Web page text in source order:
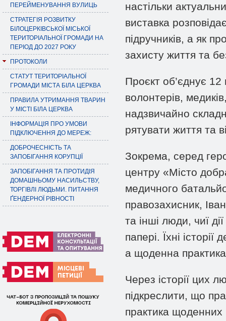
ПЕРЕЙМЕНУВАННЯ ВУЛИЦЬ
СТРАТЕГІЯ РОЗВИТКУ
БІЛОЦЕРКІВСЬКОЇ МІСЬКОЇ
ТЕРИТОРІАЛЬНОЇ ГРОМАДИ НА
ПЕРІОД ДО 2027 РОКУ
ПРОТОКОЛИ
СТАТУТ ТЕРИТОРІАЛЬНОЇ
ГРОМАДИ МІСТА БІЛА ЦЕРКВА
ПРАВИЛА УТРИМАННЯ ТВАРИН
У МІСТІ БІЛА ЦЕРКВА
ІНФОРМАЦІЯ ПРО УМОВИ
ПІДКЛЮЧЕННЯ ДО МЕРЕЖ:
ДОБРОЧЕСНІСТЬ ТА
ЗАПОБІГАННЯ КОРУПЦІЇ
ЗАПОБІГАННЯ ТА ПРОТИДІЯ
ДОМАШНЬОМУ НАСИЛЬСТВУ,
ТОРГІВЛІ ЛЮДЬМИ. ПИТАННЯ
ҐЕНДЕРНОЇ РІВНОСТІ
настільки
виставка
підручників, а як
захисту життя та
Проєкт об’єднує 12
волонтерів,
надзвичайно
рятувати життя та
Зокрема, серед
центру «Місто
медичного
правозахисник,
та інші люди, чиї
папері. Їхні
а щоденна практика
Через історії цих
підкреслити, що
практика щоденних